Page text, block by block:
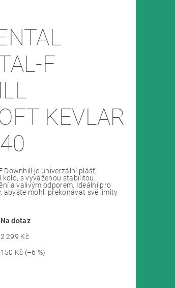
F
KEVLAR
Downhill je univerzální plášť,
s vyváženou stabilitou,
a valivým odporem. Ideální pro
abyste mohli překonávat své limity
Na dotaz
2 299 Kč
150 Kč (–6 %)